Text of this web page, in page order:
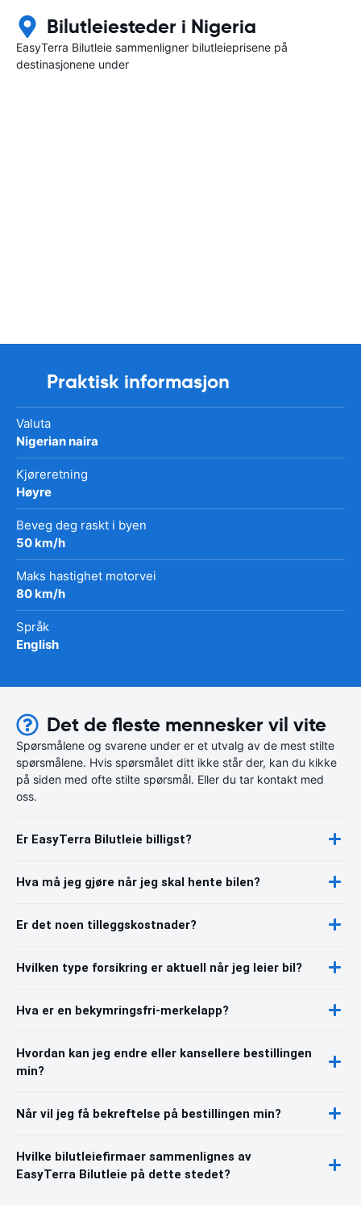
Bilutleiesteder i Nigeria
EasyTerra Bilutleie sammenligner bilutleieprisene på
destinasjonene under
Praktisk informasjon
Valuta
Nigerian naira
Kjøreretning
Høyre
Beveg deg raskt i byen
50 km/h
Maks hastighet motorvei
80 km/h
Språk
English
Det de fleste mennesker vil vite
Spørsmålene og svarene under er et utvalg av de mest stilte
spørsmålene. Hvis spørsmålet ditt ikke står der, kan du kikke
på siden med ofte stilte spørsmål. Eller du tar kontakt med
oss.
Er EasyTerra Bilutleie billigst?
Hva må jeg gjøre når jeg skal hente bilen?
Er det noen tilleggskostnader?
Hvilken type forsikring er aktuell når jeg leier bil?
Hva er en bekymringsfri-merkelapp?
Hvordan kan jeg endre eller kansellere bestillingen
min?
Når vil jeg få bekreftelse på bestillingen min?
Hvilke bilutleiefirmaer sammenlignes av
EasyTerra Bilutleie på dette stedet?